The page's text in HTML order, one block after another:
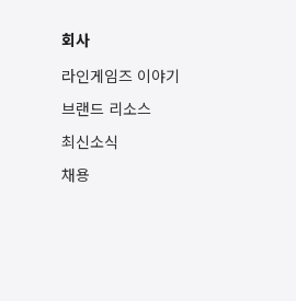
회사
라인게임즈 이야기
브랜드 리소스
최신소식
채용